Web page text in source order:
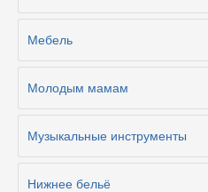
Мебель
Молодым мамам
Музыкальные инструменты
Нижнее бельё